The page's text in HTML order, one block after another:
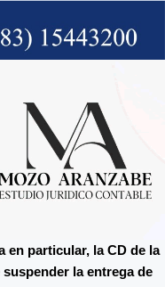
en particular, la CD de la
la entrega de